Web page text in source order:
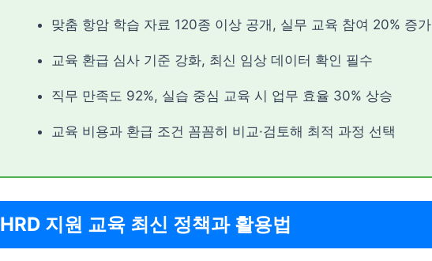
맞춤 항암 학습 자료 120종 이상 공개, 실무 교육 참여 20% 증가
교육 환급 심사 기준 강화, 최신 임상 데이터 확인 필수
직무 만족도 92%, 실습 중심 교육 시 업무 효율 30% 상승
교육 비용과 환급 조건 꼼꼼히 비교·검토해 최적 과정 선택
HRD 지원 교육 최신 정책과 활용법